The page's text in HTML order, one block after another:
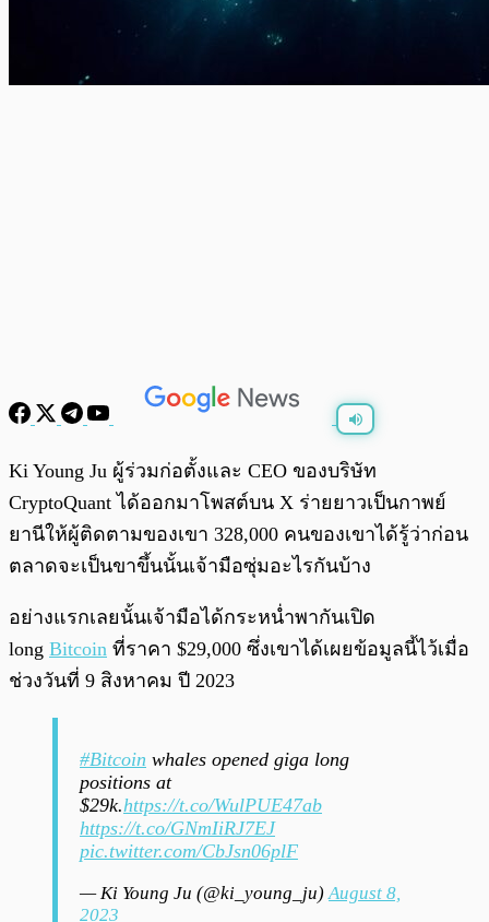
Ki Young Ju ผู้ร่วมก่อตั้งและ CEO ของบริษัท
CryptoQuant ได้ออกมาโพสต์บน X ร่ายยาวเป็นกาพย์
ยานีให้ผู้ติดตามของเขา 328,000 คนของเขาได้รู้ว่าก่อน
ตลาดจะเป็นขาขึ้นนั้นเจ้ามือซุ่มอะไรกันบ้าง
อย่างแรกเลยนั้นเจ้ามือได้กระหน่ำพากันเปิด
long Bitcoin ที่ราคา $29,000 ซึ่งเขาได้เผยข้อมูลนี้ไว้เมื่อ
ช่วงวันที่ 9 สิงหาคม ปี 2023
#Bitcoin whales opened giga long
positions at
$29k.https://t.co/WulPUE47ab
https://t.co/GNmIiRJ7EJ
pic.twitter.com/CbJsn06plF
— Ki Young Ju (@ki_young_ju)August 8,
2023